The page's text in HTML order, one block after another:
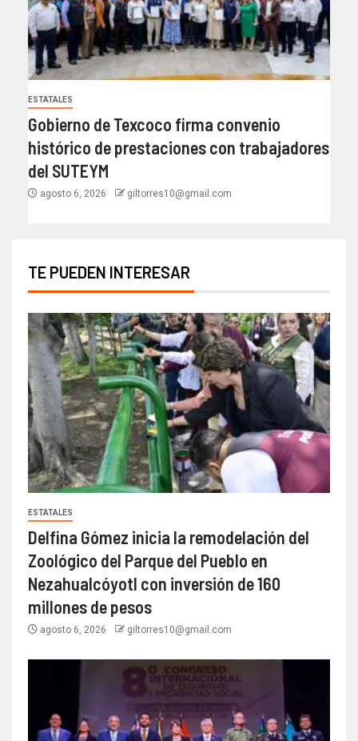
ESTATALES
Gobierno de Texcoco firma convenio
histórico de prestaciones con trabajadores
del SUTEYM
agosto 6, 2026 giltorres10@gmail.com
TE PUEDEN INTERESAR
ESTATALES
Delfina Gómez inicia la remodelación del
Zoológico del Parque del Pueblo en
Nezahualcóyotl con inversión de 160
millones de pesos
agosto 6, 2026 giltorres10@gmail.com